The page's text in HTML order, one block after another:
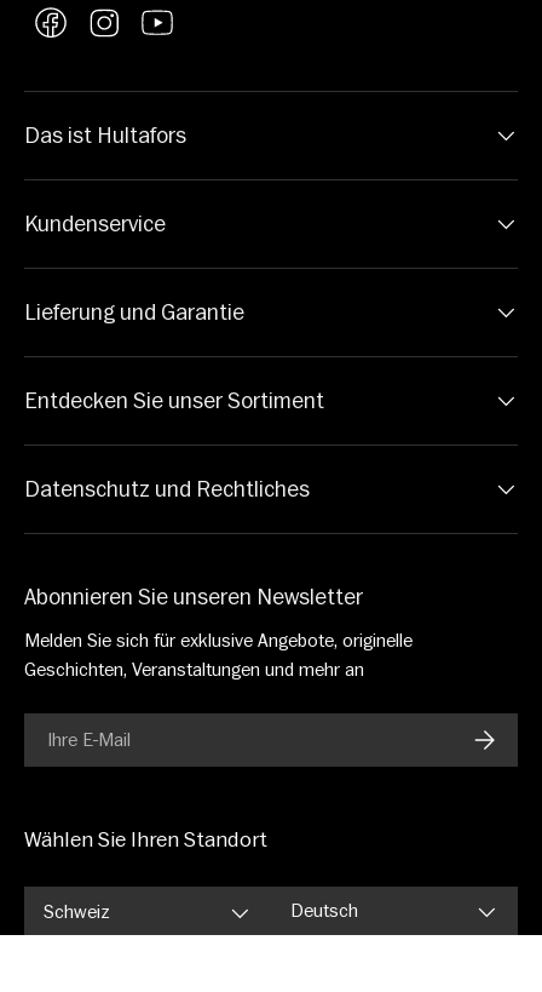
FacebookInstagramYouTube
Das ist Hultafors
Kundenservice
Lieferung und Garantie
Entdecken Sie unser Sortiment
Datenschutz und Rechtliches
Abonnieren Sie unseren Newsletter
Melden Sie sich für exklusive Angebote, originelle
Geschichten, Veranstaltungen und mehr an
E-Mail
Wählen Sie Ihren Standort
Schweiz Sprache
Deutsch